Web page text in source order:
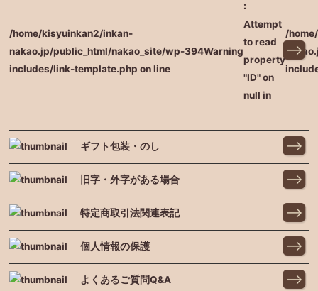
/home/kisyuinkan2/inkan-
nakao.jp/public_html/nakao_site/wp-
includes/link-template.php on line
394Warning
:
Attempt
to read
property
"ID" on
null in
/
ギフト包装・のし
旧字・外字がある場合
特定商取引法関連表記
個人情報の保護
よくあるご質問Q&A